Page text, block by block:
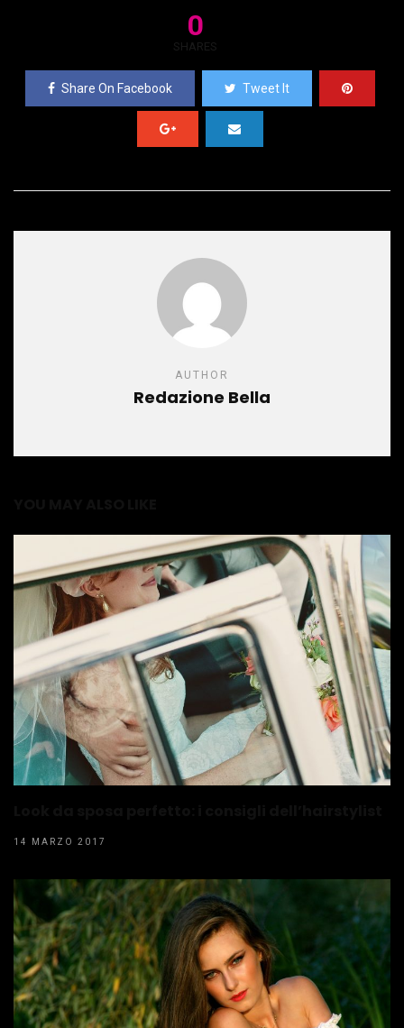
0
SHARES
Share On Facebook Tweet It
AUTHOR
Redazione Bella
14 MARZO 2017